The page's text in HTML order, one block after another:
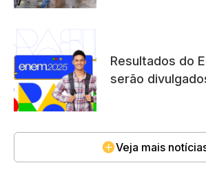
Resultados do
serão
Veja mais